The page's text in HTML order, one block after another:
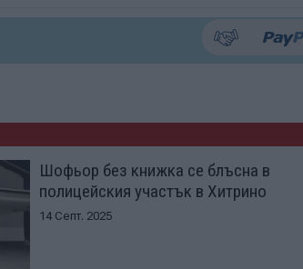
Шофьор без книжка се блъсна в
полицейския участък в Хитрино
14 Септ. 2025